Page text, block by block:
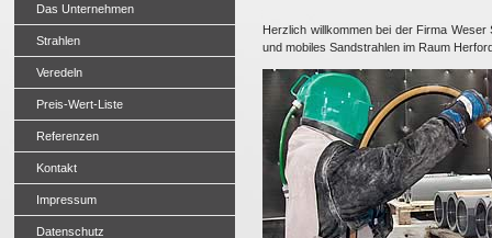
Das Unternehmen
Strahlen
Veredeln
Preis-Wert-Liste
Referenzen
Kontakt
Impressum
Datenschutz
Herzlich willkommen bei der Firma
und mobiles Sandstrahlen im Raum